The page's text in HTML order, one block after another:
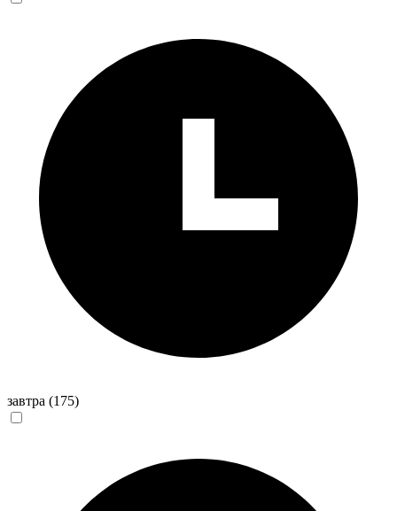
завтра (175)